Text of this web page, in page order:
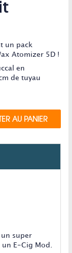
un pack
Atomizer 5D !
en
de tuyau
AU PANIER
super
E-Cig Mod.